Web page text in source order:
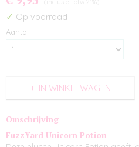
(inclusief btw 21%)
✓ Op voorraad
Aantal
IN WINKELWAGEN
Omschrijving
FuzzYard Unicorn Potion